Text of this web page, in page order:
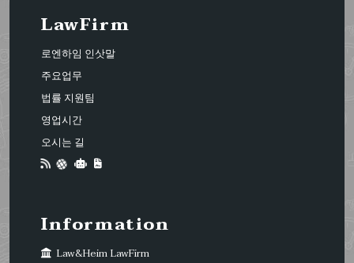
LawFirm
로엔하임 인삿말
주요업무
법률 지원팀
영업시간
오시는 길
Information
Law&Heim LawFirm